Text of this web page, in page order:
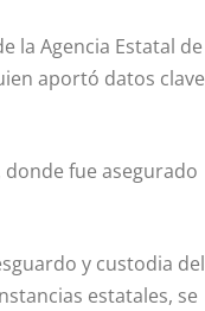
la Agencia Estatal de
aportó datos clave
donde fue asegurado
y custodia del
estatales, se